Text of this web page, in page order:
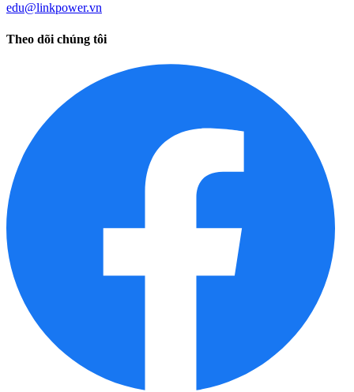
edu@linkpower.vn
Theo dõi chúng tôi